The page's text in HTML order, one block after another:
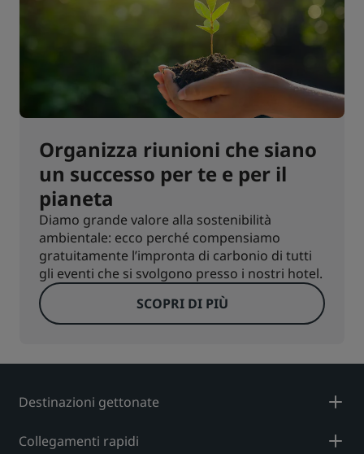
Organizza riunioni che siano
un successo per te e per il
pianeta
Diamo grande valore alla sostenibilità
ambientale: ecco perché compensiamo
gratuitamente l’impronta di carbonio di tutti
gli eventi che si svolgono presso i nostri hotel.
SCOPRI DI PIÙ
Destinazioni gettonate
Collegamenti rapidi